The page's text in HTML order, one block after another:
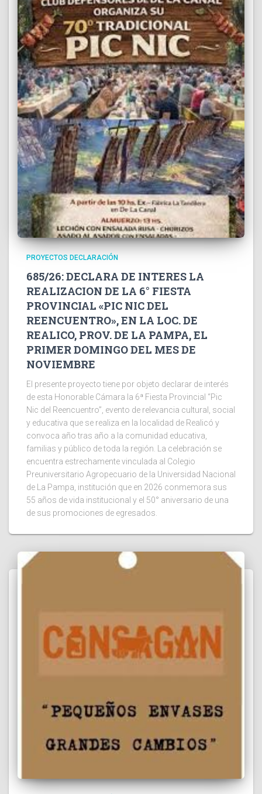
PROYECTOS DECLARACIÓN
685/26: DECLARA DE INTERES LA
REALIZACION DE LA 6° FIESTA
PROVINCIAL «PIC NIC DEL
REENCUENTRO», EN LA LOC. DE
REALICO, PROV. DE LA PAMPA, EL
PRIMER DOMINGO DEL MES DE
NOVIEMBRE
El presente proyecto tiene por objeto declarar de interés
de esta Honorable Cámara la 6ª Fiesta Provincial “Pic
Nic del Reencuentro”, evento de relevancia cultural, social
y educativa que se realiza en la localidad de Realicó y
convoca año tras año a la comunidad educativa,
familias y público de toda la región. La celebración se
encuentra estrechamente vinculada al Colegio
Preuniversitario Agropecuario de la Universidad Nacional
de La Pampa, institución que en 2026 conmemora sus
55 años de vida institucional y el 50° aniversario de una
de sus promociones de egresados.